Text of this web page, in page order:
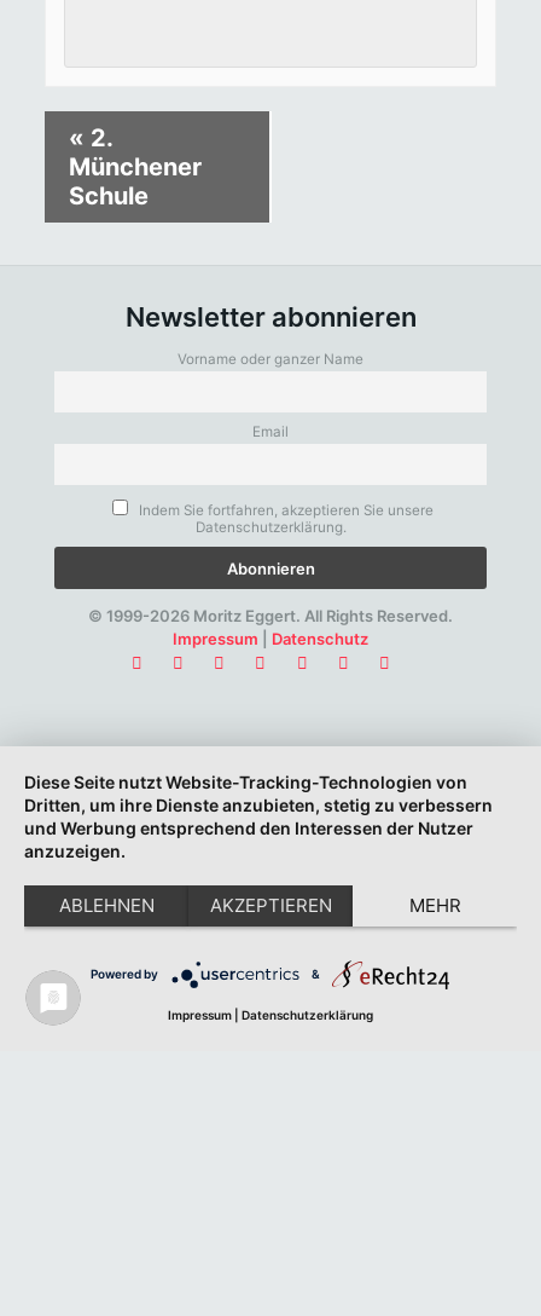
« 2.
Münchener
Schule
Newsletter abonnieren
Vorname oder ganzer Name
Email
Indem Sie fortfahren, akzeptieren Sie unsere
Datenschutzerklärung.
© 1999-2026 Moritz Eggert. All Rights Reserved.
Impressum
Datenschutz
Diese Seite nutzt Website-Tracking-Technologien von
Dritten, um ihre Dienste anzubieten, stetig zu verbessern
und Werbung entsprechend den Interessen der Nutzer
anzuzeigen.
ABLEHNEN AKZEPTIEREN MEHR
Powered by &
Impressum Datenschutzerklärung